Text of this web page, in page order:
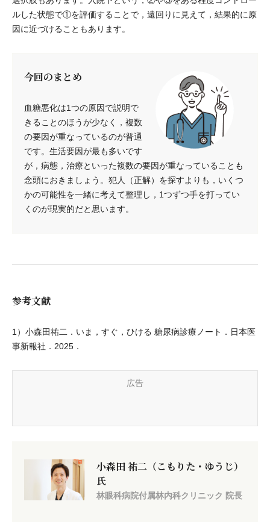
ルした状態で①を評価することで，遠回りに見えて，結果的に原
因に近づけることもあります。
今回のまとめ
血糖悪化は1つの原因で説明で
きることのほうが少なく，複数
の要因が重なっているのが普通
です。生活要因が最も多いです
が，病態，治療といった複数の要因が重なっていることも
念頭におきましょう。犯人（正解）を探すよりも，いくつ
かの可能性を一緒に考えて整理し，1つずつ手を打ってい
くのが現実的だと思います。
参考文献
1）小森田祐二．いま，すぐ，ひける 糖尿病診療ノート．日本医
事新報社．2025．
広告
小森田 祐二（こもりた・ゆうじ）
氏
林眼科病院付属林内科クリニック 院長